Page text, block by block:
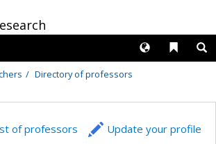
Liens
Langues
Directory of professors
of professors Update your profile